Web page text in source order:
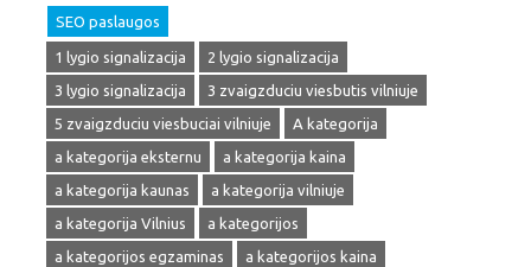
SEO paslaugos
1 lygio signalizacija
2 lygio signalizacija
3 lygio signalizacija
3 zvaigzduciu viesbutis vilniuje
5 zvaigzduciu viesbuciai vilniuje
A kategorija
a kategorija eksternu
a kategorija kaina
a kategorija kaunas
a kategorija vilniuje
a kategorija Vilnius
a kategorijos
a kategorijos egzaminas
a kategorijos kaina